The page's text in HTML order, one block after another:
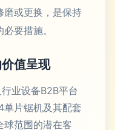
磨或更换，是保持
要措施。
值呈现
业设备B2B平台
单片锯机及其配套
球范围的潜在客